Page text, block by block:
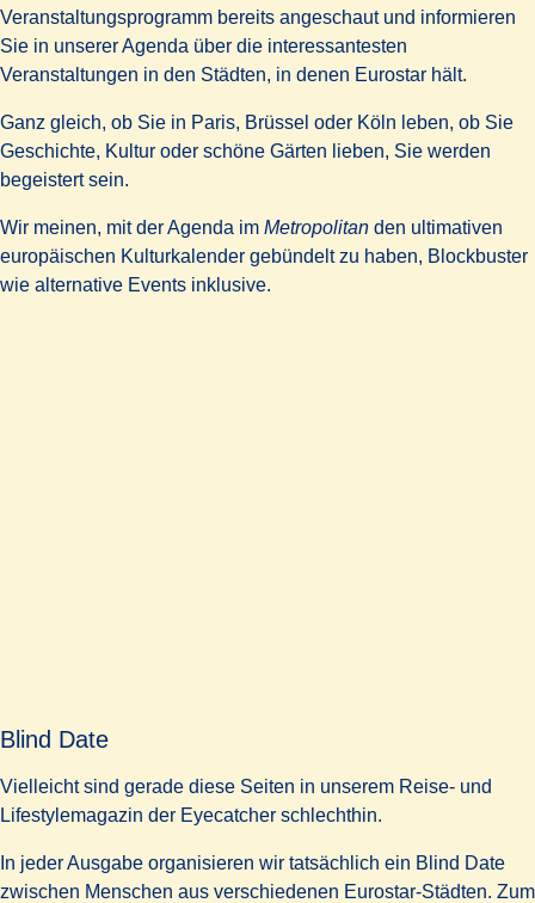
Veranstaltungsprogramm bereits angeschaut und informieren
Sie in unserer Agenda über die interessantesten
Veranstaltungen in den Städten, in denen Eurostar hält.
Ganz gleich, ob Sie in Paris, Brüssel oder Köln leben, ob Sie
Geschichte, Kultur oder schöne Gärten lieben, Sie werden
begeistert sein.
Wir meinen, mit der Agenda im Metropolitan den ultimativen
europäischen Kulturkalender gebündelt zu haben, Blockbuster
wie alternative Events inklusive.
Blind Date
Vielleicht sind gerade diese Seiten in unserem Reise- und
Lifestylemagazin der Eyecatcher schlechthin.
In jeder Ausgabe organisieren wir tatsächlich ein Blind Date
zwischen Menschen aus verschiedenen Eurostar-Städten. Zum